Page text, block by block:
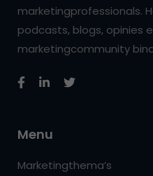
marketingprofessionals.
podcasts, blogs, opinies
marketingcommunity
Menu
Marketingthema’s